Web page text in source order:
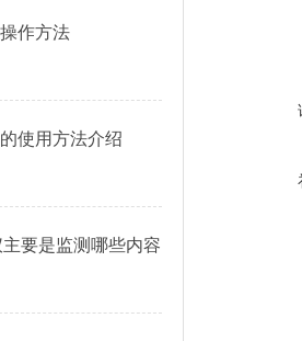
作方法
使用方法介绍
要是监测哪些内容